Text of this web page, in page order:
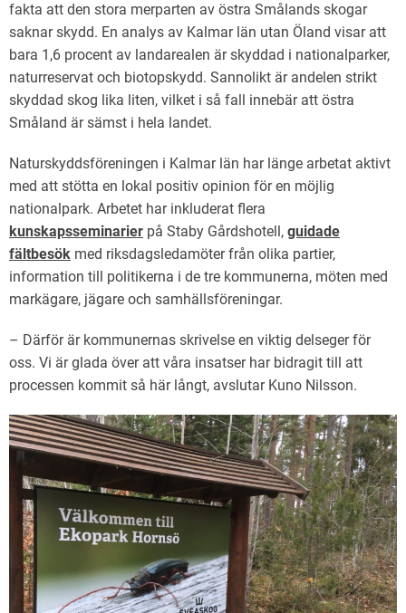
fakta att den stora merparten av östra Smålands skogar
saknar skydd. En analys av Kalmar län utan Öland visar att
bara 1,6 procent av landarealen är skyddad i nationalparker,
naturreservat och biotopskydd. Sannolikt är andelen strikt
skyddad skog lika liten, vilket i så fall innebär att östra
Småland är sämst i hela landet.
Naturskyddsföreningen i Kalmar län har länge arbetat aktivt
med att stötta en lokal positiv opinion för en möjlig
nationalpark. Arbetet har inkluderat flera
kunskapsseminarier på Staby Gårdshotell, guidade
fältbesök med riksdagsledamöter från olika partier,
information till politikerna i de tre kommunerna, möten med
markägare, jägare och samhällsföreningar.
– Därför är kommunernas skrivelse en viktig delseger för
oss. Vi är glada över att våra insatser har bidragit till att
processen kommit så här långt, avslutar Kuno Nilsson.